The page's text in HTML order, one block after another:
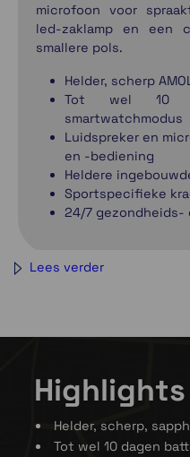
microfoon voor
led-zaklamp en een
smallere pols.
Helder, scherp
Tot wel 10
smartwatchmodus
Luidspreker en
en -bediening
Heldere
Sportspecifieke
24/7
Lees verder
Highlights
Helder, scherp,
Tot wel 10 dagen